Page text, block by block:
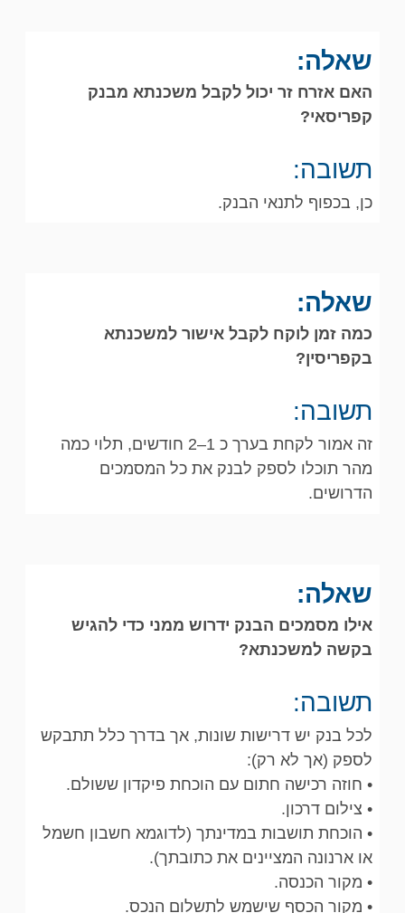
שאלה:
האם אזרח זר יכול לקבל משכנתא מבנק
קפריסאי?
תשובה:
כן, בכפוף לתנאי הבנק.
שאלה:
כמה זמן לוקח לקבל אישור למשכנתא
בקפריסין?
תשובה:
זה אמור לקחת בערך כ 1–2 חודשים, תלוי כמה
מהר תוכלו לספק לבנק את כל המסמכים
הדרושים.
שאלה:
אילו מסמכים הבנק ידרוש ממני כדי להגיש
בקשה למשכנתא?
תשובה:
לכל בנק יש דרישות שונות, אך בדרך כלל תתבקש
לספק (אך לא רק):
• חוזה רכישה חתום עם הוכחת פיקדון ששולם.
• צילום דרכון.
• הוכחת תושבות במדינתך (לדוגמא חשבון חשמל
או ארנונה המציינים את כתובתך).
• מקור הכנסה.
• מקור הכסף שישמש לתשלום הנכס.